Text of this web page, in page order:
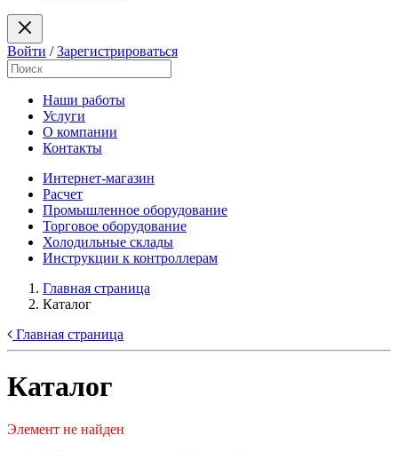
Войти /Зарегистрироваться
Наши работы
Услуги
О компании
Контакты
Интернет-магазин
Расчет
Промышленное оборудование
Торговое оборудование
Холодильные склады
Инструкции к контроллерам
Главная страница
Каталог
Главная страница
Каталог
Элемент не найден